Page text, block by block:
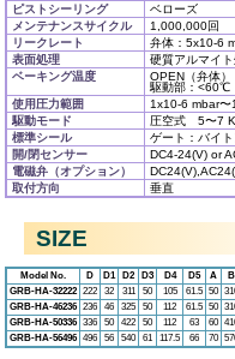
ピストシーリング
ベローズ
メンテナンスサイクル
1,000,000回
リークレート
弁体：5x10-6
表面処理
硬質アルマイト
ベーキング温度
OPEN（弁体
駆動部：<60℃
使用圧力範囲
1x10-6 mbar〜
駆動モード
圧空式 5〜7
標準シール
ゲート：バイ
開/閉センサー
DC4-24(V) or
電磁弁（オプション）
取付方向
垂直
SIZE
Model No. D D1 D2 D3 D4 D5 A B
GRB-HA-32222 222 32 311 50 105 61.5 50
GRB-HA-46236 236 46 325 50 112 61.5 50
GRB-HA-50336 336 50 422 50 112 63 60
GRB-HA-56496 496 56 540 61 117.5 66 70